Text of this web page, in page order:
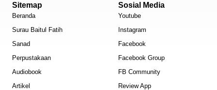
Sitemap
Beranda
Surau Baitul Fatih
Sanad
Perpustakaan
Audiobook
Artikel
Sosial Media
Youtube
Instagram
Facebook
Facebook Group
FB Community
Review App